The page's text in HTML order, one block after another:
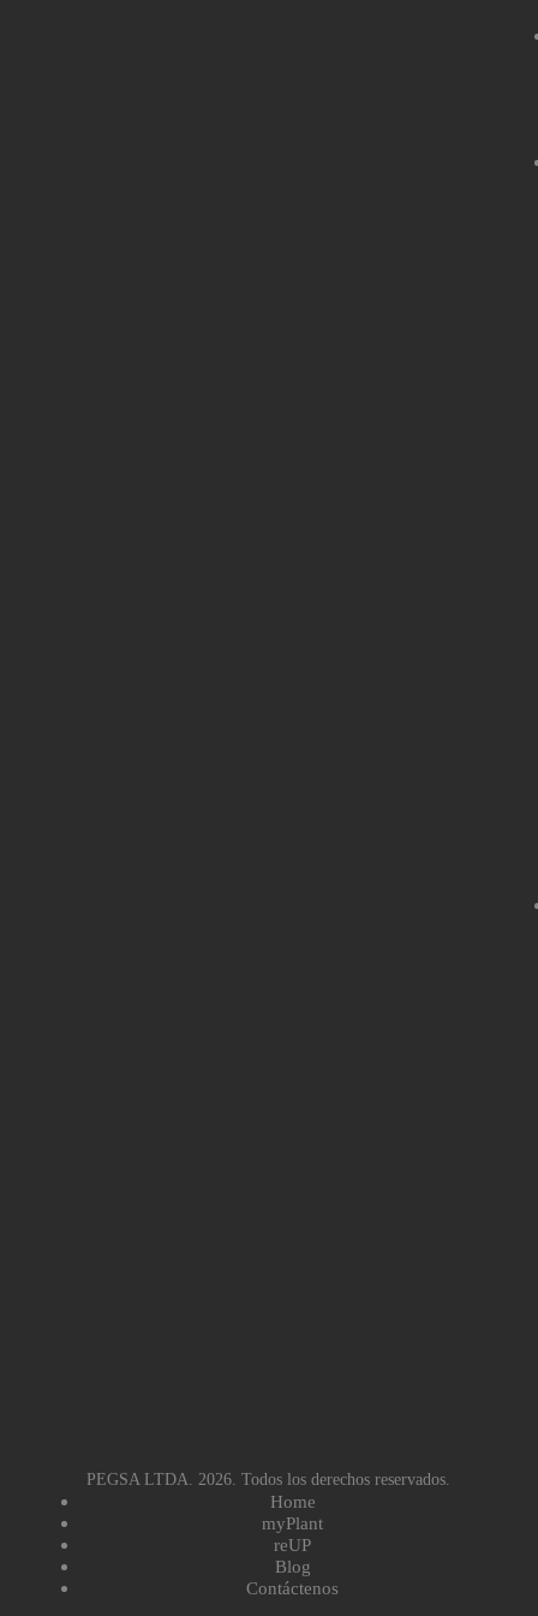
PEGSA LTDA. 2026. Todos los derechos reservados.
Home
myPlant
reUP
Blog
Contáctenos